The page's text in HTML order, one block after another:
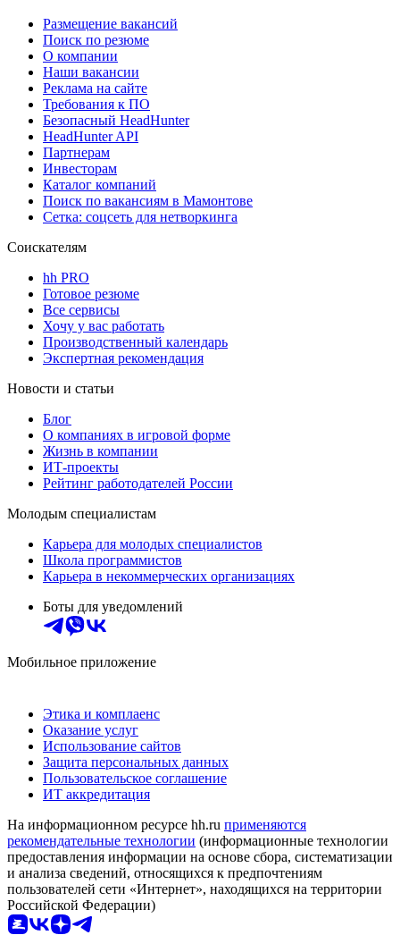
Размещение вакансий
Поиск по резюме
О компании
Наши вакансии
Реклама на сайте
Требования к ПО
Безопасный HeadHunter
HeadHunter API
Партнерам
Инвесторам
Каталог компаний
Поиск по вакансиям в Мамонтове
Сетка: соцсеть для нетворкинга
Соискателям
hh PRO
Готовое резюме
Все сервисы
Хочу у вас работать
Производственный календарь
Экспертная рекомендация
Новости и статьи
Блог
О компаниях в игровой форме
Жизнь в компании
ИТ-проекты
Рейтинг работодателей России
Молодым специалистам
Карьера для молодых специалистов
Школа программистов
Карьера в некоммерческих организациях
Боты для уведомлений
Мобильное приложение
Этика и комплаенс
Оказание услуг
Использование сайтов
Защита персональных данных
Пользовательское соглашение
ИТ аккредитация
На информационном ресурсе hh.ru применяются
рекомендательные технологии (информационные технологии
предоставления информации на основе сбора, систематизации
и анализа сведений, относящихся к предпочтениям
пользователей сети «Интернет», находящихся на территории
Российской Федерации)